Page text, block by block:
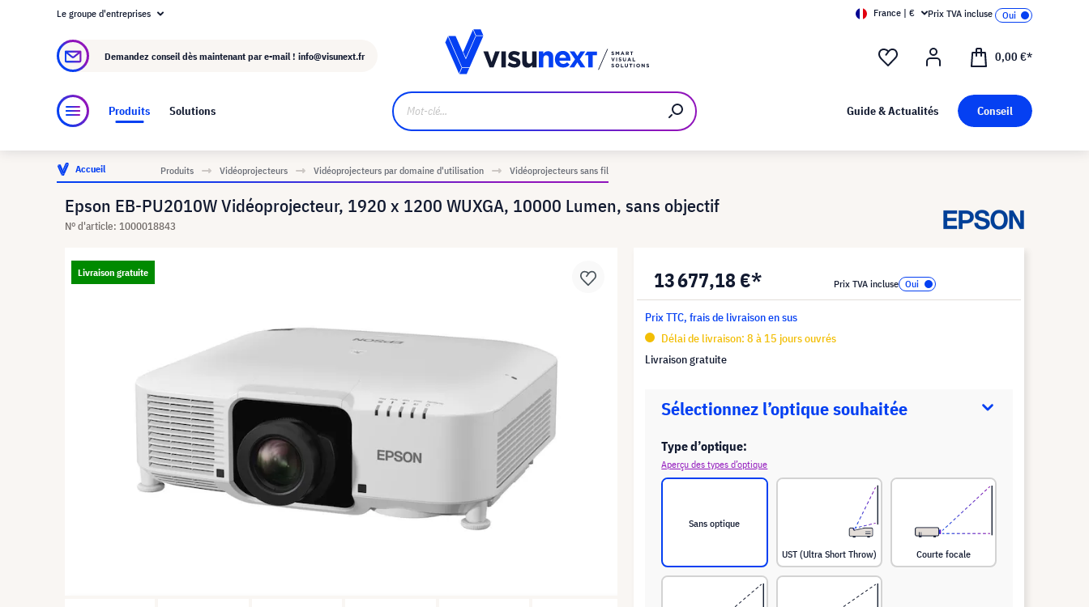
À propos de visunext.fr
Le groupe d'entreprises France | € Prix TVA incluse
Demandez conseil dès maintenant par e-mail ! info@visunext.fr 0,00 €*
Produits Solutions Guide & Actualités Conseil
Accueil Produits Vidéoprojecteurs Vidéoprojecteurs par domaine d'utilisation Vidéoprojecteurs sans fil
Epson EB-PU2010W Vidéoprojecteur, 1920 x 1200 WUXGA, 10000 Lumen, sans objectif
N° d'article: 1000018843
Livraison gratuite 13 677,18 €* Prix TVA incluse
Prix TTC, frais de livraison en sus
Délai de livraison: 8 à 15 jours ouvrés
Livraison gratuite
Sélectionnez l’optique souhaitée
Type d’optique:
Aperçu des types d’optique
Sans optique
UST (Ultra Short Throw) Courte focale